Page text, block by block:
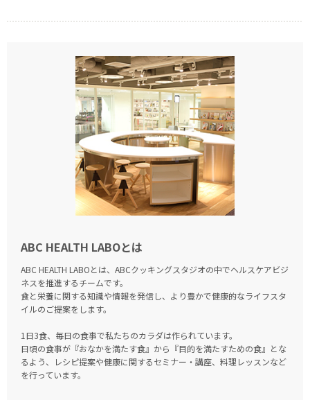
ABC HEALTH LABOとは
ABC HEALTH LABOとは、ABCクッキングスタジオの中でヘルスケアビジ
ネスを推進するチームです。
食と栄養に関する知識や情報を発信し、より豊かで健康的なライフスタ
イルのご提案をします。
1日3食、毎日の食事で私たちのカラダは作られています。
日頃の食事が『おなかを満たす食』から『目的を満たすための食』とな
るよう、
レシピ提案や健康に関するセミナー・講座、料理レッスンなど
を行っています。